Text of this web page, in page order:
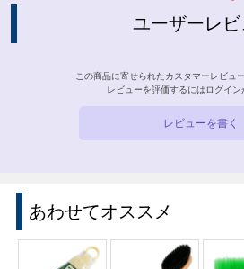
ユーザーレビ
この商品に寄せられたカスタマーレビュ
レビューを評価するには ログイン
レビューを書く
あわせてオススメ